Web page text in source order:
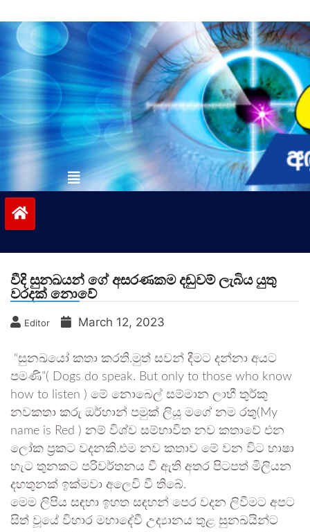
to
contentvinivida.lk
වීදි සුනඛයන් ගේ අසරණකම දඬුවම් ලැබිය යුතු
වරදක් නොවේ
Editor March 12, 2023
“සුනඛයෝ කතා කරති.මුත් සවන් දීමට දන්නා අයට
පමණි”( Dogs do speak. But only to those who know
how to listen ) මේ නොබෙල් සම්මාන ලාභී තුර්කු
නවකතා කරු ඔර්හාන් පමුක් ලියූ මගේ නම රතු(My
name is Red ) නම් විශ්ව සම්භාවිත නව කතාවේ එන
ලෝක ප්‍රකට වදනකි.එම නව කතාව මේ වන විට භාෂා
හැට තුනකට පරිවර්තනය වී ඇති අතර පිටපත් මිලියන
දහතුනක් ඉක්මවා අලෙවි වී තිබේ.
මෙම ලිපිය සඳහා ඉහත සඳහන් පෙර වදන ලිවීමට අපට
සිත් වූයේ විහාර මහාදේවී උද්‍යානය තුළ සුනඛයින්ට